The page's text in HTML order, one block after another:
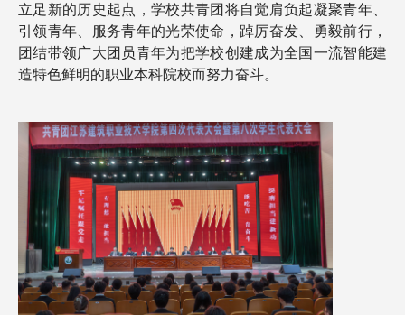
立足新的历史起点，学校共青团将自觉肩负起凝聚青年、
引领青年、服务青年的光荣使命，踔厉奋发、勇毅前行，
团结带领广大团员青年为把学校创建成为全国一流智能建
造特色鲜明的职业本科院校而努力奋斗。